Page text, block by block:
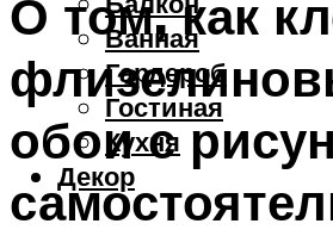
Ванная
Гардероб
Гостиная
Кухня
Декор
О том, как
обои с